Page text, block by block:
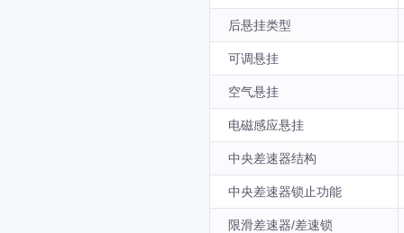
后悬挂类型
可调悬挂
空气悬挂
电磁感应悬挂
中央差速器结构
中央差速器锁止功能
限滑差速器/差速锁